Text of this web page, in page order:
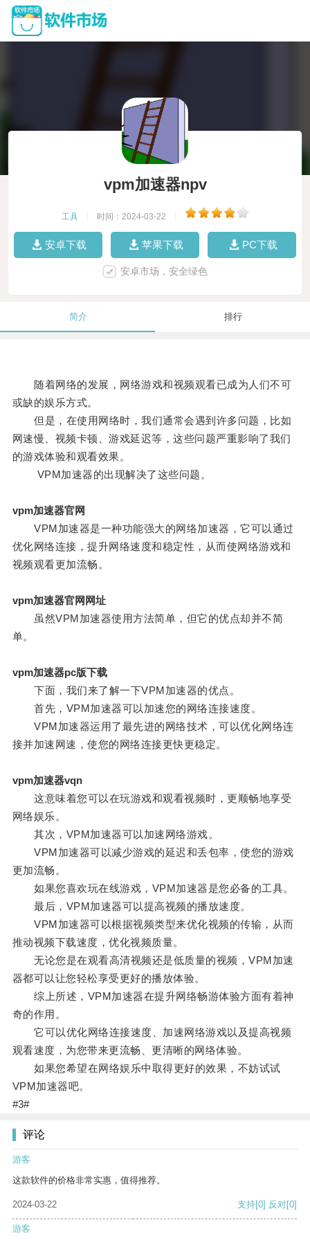
vpm加速器npv
工具 时间：2024-03-22
安卓下载 苹果下载 PC下载
安卓市场，安全绿色
简介 排行
随着网络的发展，网络游戏和视频观看已成为人们不可
或缺的娱乐方式。
但是，在使用网络时，我们通常会遇到许多问题，比如
网速慢、视频卡顿、游戏延迟等，这些问题严重影响了我们
的游戏体验和观看效果。
VPM加速器的出现解决了这些问题。
vpm加速器官网
VPM加速器是一种功能强大的网络加速器，它可以通过
优化网络连接，提升网络速度和稳定性，从而使网络游戏和
视频观看更加流畅。
vpm加速器官网网址
虽然VPM加速器使用方法简单，但它的优点却并不简
单。
vpm加速器pc版下载
下面，我们来了解一下VPM加速器的优点。
首先，VPM加速器可以加速您的网络连接速度。
VPM加速器运用了最先进的网络技术，可以优化网络连
接并加速网速，使您的网络连接更快更稳定。
vpm加速器vqn
这意味着您可以在玩游戏和观看视频时，更顺畅地享受
网络娱乐。
其次，VPM加速器可以加速网络游戏。
VPM加速器可以减少游戏的延迟和丢包率，使您的游戏
更加流畅。
如果您喜欢玩在线游戏，VPM加速器是您必备的工具。
最后，VPM加速器可以提高视频的播放速度。
VPM加速器可以根据视频类型来优化视频的传输，从而
推动视频下载速度，优化视频质量。
无论您是在观看高清视频还是低质量的视频，VPM加速
器都可以让您轻松享受更好的播放体验。
综上所述，VPM加速器在提升网络畅游体验方面有着神
奇的作用。
它可以优化网络连接速度、加速网络游戏以及提高视频
观看速度，为您带来更流畅、更清晰的网络体验。
如果您希望在网络娱乐中取得更好的效果，不妨试试
VPM加速器吧。
#3#
评论
游客
这款软件的价格非常实惠，值得推荐。
2024-03-22 支持[0] 反对[0]
游客